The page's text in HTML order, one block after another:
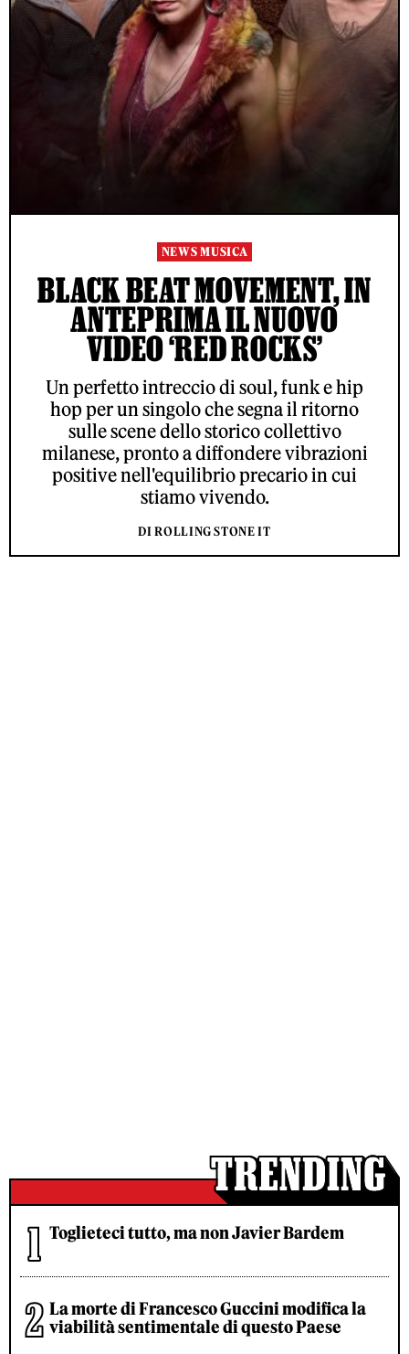
NEWS MUSICA
BLACK BEAT MOVEMENT, IN
ANTEPRIMA IL NUOVO
VIDEO ‘RED ROCKS’
Un perfetto intreccio di soul, funk e hip
hop per un singolo che segna il ritorno
sulle scene dello storico collettivo
milanese, pronto a diffondere vibrazioni
positive nell'equilibrio precario in cui
stiamo vivendo.
DI ROLLING STONE IT
Toglieteci tutto, ma non Javier Bardem
La morte di Francesco Guccini modifica la
viabilità sentimentale di questo Paese